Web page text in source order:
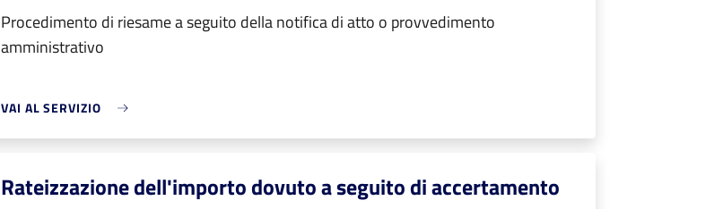
Procedimento di riesame a seguito della notifica di atto o provvedimento
amministrativo
VAI AL SERVIZIO
Rateizzazione dell'importo dovuto a seguito di accertamento